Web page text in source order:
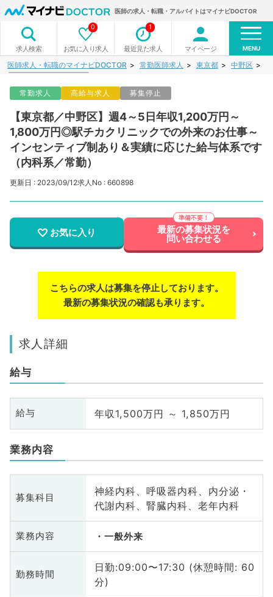
医師の求人・転職・アルバイトはマイナビDOCTOR
求人検索 お気に入り求人
0
最近見た求人
1
マイページ MENU
医師求人・転職のマイナビDOCTOR 常勤医師求人 東京都 中野区
常勤求人 高給与求人 募集停止
【東京都／中野区】週4～5日年収1,200万円～
1,800万円◎駅チカクリニックでの外来のお仕事～
インセンティブ制あり＆実績に応じた給与体系です
（内科系／常勤）
更新日 : 2023/09/12求人No : 660898
お気に入り 最新の募集状況を
問い合わせる
こちらの求人は募集を停止しております。
最新の募集状況の確認も承ります。
求人詳細
給与
給与 年収1,500万円 ～ 1,850万円
業務内容
募集科目
神経内科、呼吸器内科、内分泌・
代謝内科、腎臓内科、老年内科
業務内容 一般外来
勤務時間
日勤:09:00〜17:30 (休憩時間: 60
分)